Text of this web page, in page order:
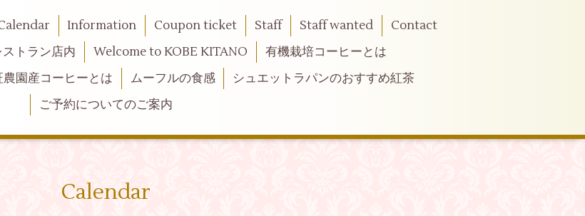
Information Coupon ticket Staff Staff wanted
Contact
ストラン店内 Welcome to KOBE KITANO
有機栽培コーヒーとは
園産コーヒーとは
ムーフルの食感
シュエットラパンのおすすめ紅茶
ご予約についてのご案内
Calendar